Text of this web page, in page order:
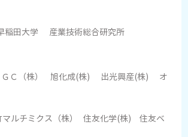
田大学 産業技術総合研究所
ＧＣ（株） 旭化成(株) 出光興産(株) オ
ルチミクス（株） 住友化学(株) 住友ベ